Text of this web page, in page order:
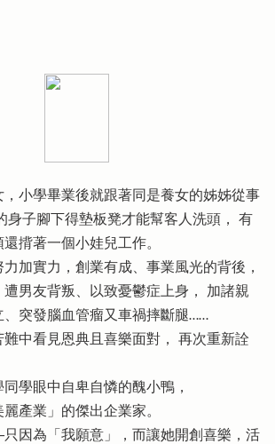
小學畢業後就跟著同是養女的姊姊從事
身子腳下得墊板凳才能幫客人洗頭， 有
揹著一個小娃兒工作。
加實力，創業有成、事業風光的背後，
男友背叛、以致憂鬱症上身， 加諸親
、突發腦血管瘤又車禍摔斷腿……
中看見恩典且喜樂面對， 再次重新詮
學眼中自卑自憐的醜小鴨，
產業」的傑出企業家。
只因為「我願意」，而讓她開創喜樂，活